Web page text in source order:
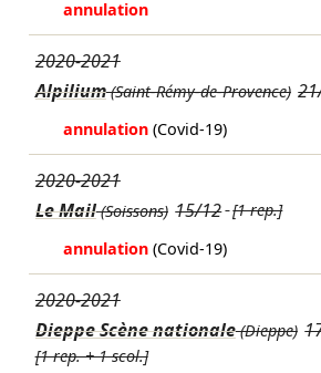
annulation
2020-2021
Alpilium(Saint-Rémy-de-Provence)
annulation (Covid-19)
2020-2021
Le Mail(Soissons) 15/12 [1 rep.]
annulation (Covid-19)
2020-2021
Dieppe Scène nationale(Dieppe)
[1 rep. + 1 scol.]